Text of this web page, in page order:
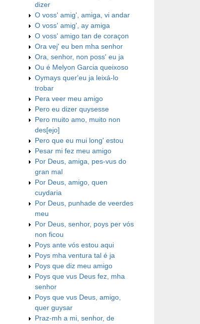
dizer
O voss' amig', amiga, vi andar
O voss' amig', ay amiga
O voss' amigo tan de coraçon
Ora vej' eu ben mha senhor
Ora, senhor, non poss' eu ja
Ou é Melyon Garcia queixoso
Oymays quer'eu ja leixá-lo
trobar
Pera veer meu amigo
Pero eu dizer quysesse
Pero muito amo, muito non
des[ejo]
Pero que eu mui long' estou
Pesar mi fez meu amigo
Por Deus, amiga, pes-vus do
gran mal
Por Deus, amigo, quen
cuydaria
Por Deus, punhade de veerdes
meu
Por Deus, senhor, poys per vós
non ficou
Poys ante vós estou aqui
Poys mha ventura tal é ja
Poys que diz meu amigo
Poys que vus Deus fez, mha
senhor
Poys que vus Deus, amigo,
quer guysar
Praz-mh a mi, senhor, de